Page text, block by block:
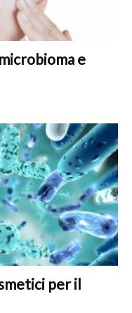
e
per il